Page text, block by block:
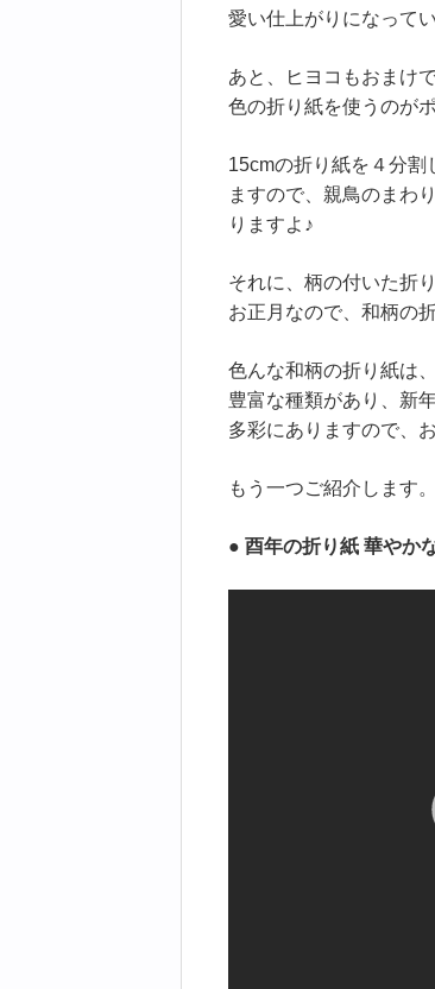
愛い仕上がりになって
あと、ヒヨコもおまけ
色の折り紙を使うのが
15cmの折り紙を４分割
ますので、親鳥のまわ
りますよ♪
それに、柄の付いた折
お正月なので、和柄の
色んな和柄の折り紙は
豊富な種類があり、新
多彩にありますので、
もう一つご紹介します。
● 酉年の折り紙 華やか